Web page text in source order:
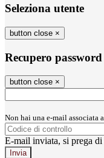
Seleziona utente
button close ×
Recupero password
button close ×
Non hai una e-mail associata
E-mail inviata, si prega